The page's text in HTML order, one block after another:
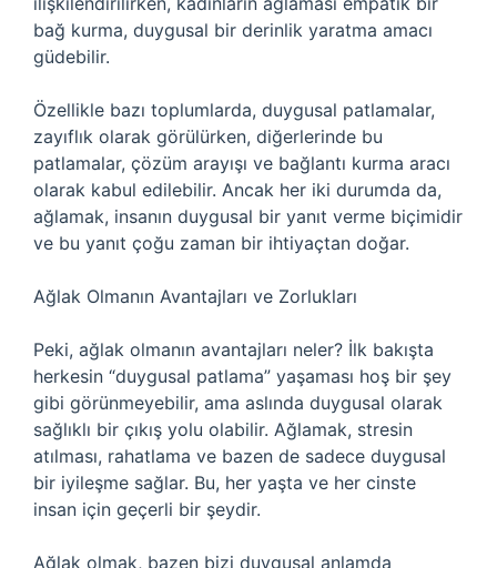
bağ kurma, duygusal bir derinlik yaratma amacı
güdebilir.
Özellikle bazı toplumlarda, duygusal patlamalar,
zayıflık olarak görülürken, diğerlerinde bu
patlamalar, çözüm arayışı ve bağlantı kurma aracı
olarak kabul edilebilir. Ancak her iki durumda da,
ağlamak, insanın duygusal bir yanıt verme biçimidir
ve bu yanıt çoğu zaman bir ihtiyaçtan doğar.
Ağlak Olmanın Avantajları ve Zorlukları
Peki, ağlak olmanın avantajları neler? İlk bakışta
herkesin “duygusal patlama” yaşaması hoş bir şey
gibi görünmeyebilir, ama aslında duygusal olarak
sağlıklı bir çıkış yolu olabilir. Ağlamak, stresin
atılması, rahatlama ve bazen de sadece duygusal
bir iyileşme sağlar. Bu, her yaşta ve her cinste
insan için geçerli bir şeydir.
Ağlak olmak, bazen bizi duygusal anlamda